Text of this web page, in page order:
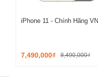
iPhone 11 - Chính Hãng
7,490,000₫ 8,490,000₫